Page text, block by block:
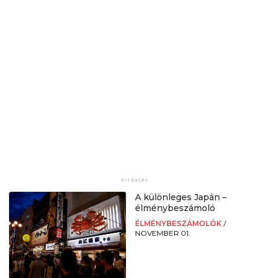
A különleges Japán –
élménybeszámoló
ÉLMÉNYBESZÁMOLÓK /
NOVEMBER 01.